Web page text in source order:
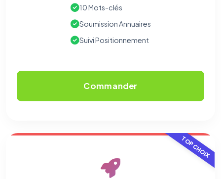
10 Mots-clés
Soumission Annuaires
Suivi Positionnement
Commander
TOP CHOIX